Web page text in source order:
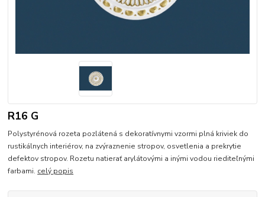
R16 G
Polystyrénová rozeta pozlátená s dekoratívnymi vzormi plná kriviek do
rustikálnych interiérov, na zvýraznenie stropov, osvetlenia a prekrytie
defektov stropov. Rozetu natierať arylátovými a inými vodou riediteľnými
farbami. celý popis